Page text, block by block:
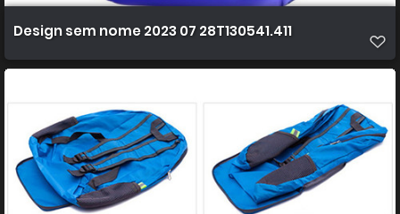
Design sem nome 2023 07 28T130541.411